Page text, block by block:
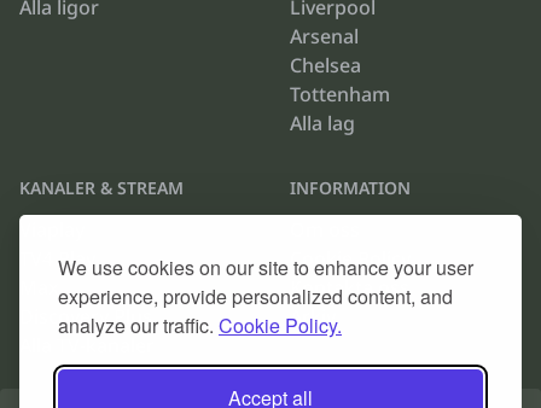
We use cookies on our site to enhance your user
experience, provide personalized content, and
analyze our traffic. Cookie Policy.
Accept all
Alla ligor
Liverpool
Arsenal
Chelsea
Tottenham
Alla lag
KANALER & STREAM
TV4 Play
Discovery Plus
Alla TV-kanaler
INFORMATION
Cookie Policy
Kontakta oss
Arkiv